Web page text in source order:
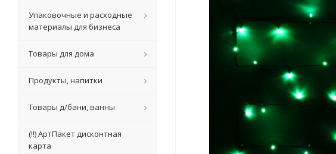
Упаковочные и расходные
материалы для бизнеса
Товары для дома
Продукты, напитки
Товары д/бани, ванны
(!!) АртПакет дисконтная
карта